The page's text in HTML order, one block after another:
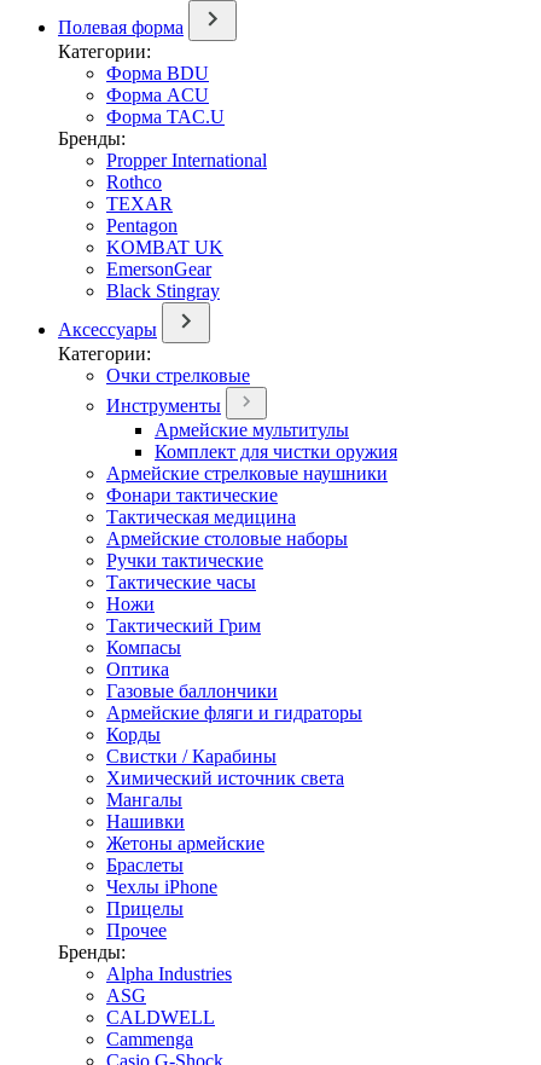
Полевая форма
Категории:
Форма BDU
Форма ACU
Форма TAC.U
Бренды:
Propper International
Rothco
TEXAR
Pentagon
KOMBAT UK
EmersonGear
Black Stingray
Аксессуары
Категории:
Очки стрелковые
Инструменты
Армейские мультитулы
Комплект для чистки оружия
Армейские стрелковые наушники
Фонари тактические
Тактическая медицина
Армейские столовые наборы
Ручки тактические
Тактические часы
Ножи
Тактический Грим
Компасы
Оптика
Газовые баллончики
Армейские фляги и гидраторы
Корды
Свистки / Карабины
Химический источник света
Мангалы
Нашивки
Жетоны армейские
Браслеты
Чехлы iPhone
Прицелы
Прочее
Бренды:
Alpha Industries
ASG
CALDWELL
Cammenga
Casio G-Shock